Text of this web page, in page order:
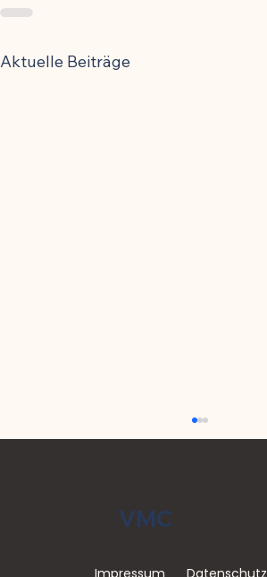
Aktuelle Beiträge
VMC
Impressum Datenschutz